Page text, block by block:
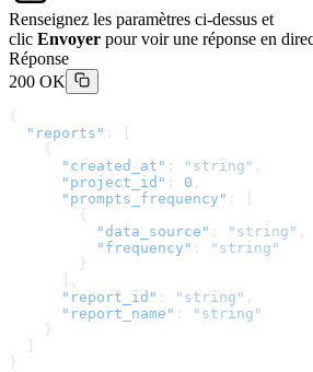
Renseignez les paramètres ci-dessus et
clic Envoyer pour voir une réponse en
Réponse
200 OK
{
  "reports"
: [
    {
      "created_at"
: "string" ,
      "project_id"
: 0 ,
      "prompts_frequency"
: [
        {
          "data_source"
: "string" ,
          "frequency"
:
"string"
        }
      ],
      "report_id"
: "string" ,
      "report_name"
:
"string"
    }
}